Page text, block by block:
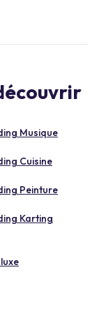
Musique
Cuisine
Peinture
Karting